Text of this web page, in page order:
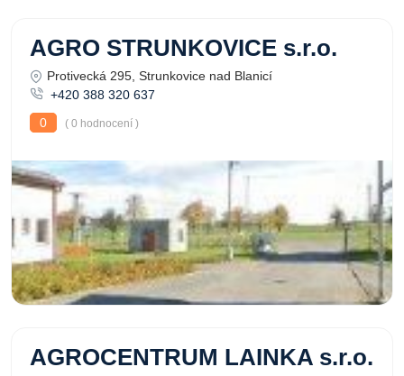
AGRO STRUNKOVICE s.r.o.
Protivecká 295, Strunkovice nad Blanicí
+420 388 320 637
0
( 0 hodnocení )
AGROCENTRUM LAINKA s.r.o.